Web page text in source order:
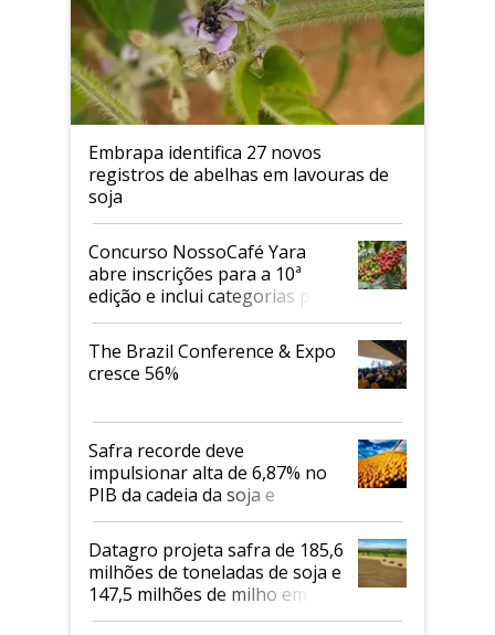
Embrapa identifica 27 novos
registros de abelhas em lavouras de
soja
Concurso NossoCafé Yara
abre inscrições para a 10ª
edição e inclui categorias para
cafés Canephora
The Brazil Conference & Expo
cresce 56%
Safra recorde deve
impulsionar alta de 6,87% no
PIB da cadeia da soja e
biodiesel em 2026
Datagro projeta safra de 185,6
milhões de toneladas de soja e
147,5 milhões de milho em
2026/27